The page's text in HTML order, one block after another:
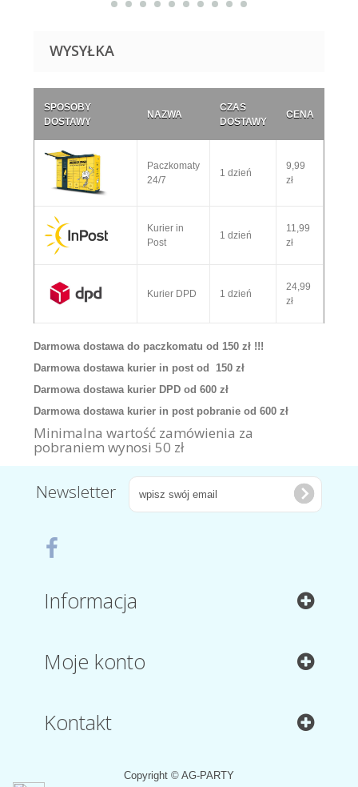
WYSYŁKA
SPOSOBY
DOSTAWY
NAZWA
CZAS
DOSTAWY
CENA
Paczkomaty
24/7
1 dzień
9,99
zł
Kurier in
Post
1 dzień
11,99
zł
Kurier DPD 1 dzień
24,99
zł
Darmowa dostawa do paczkomatu od 150 zł !!!
Darmowa dostawa kurier in post od 150 zł
Darmowa dostawa kurier DPD od 600 zł
Darmowa dostawa kurier in post pobranie od 600 zł
Minimalna wartość zamówienia za
pobraniem wynosi 50 zł
Newsletter
Informacja
Moje konto
Kontakt
Copyright © AG-PARTY